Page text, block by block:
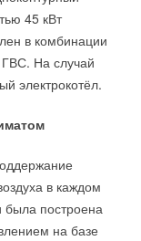
45 кВт
в комбинации
На случай
электрокотёл.
в каждом
была построена
на базе